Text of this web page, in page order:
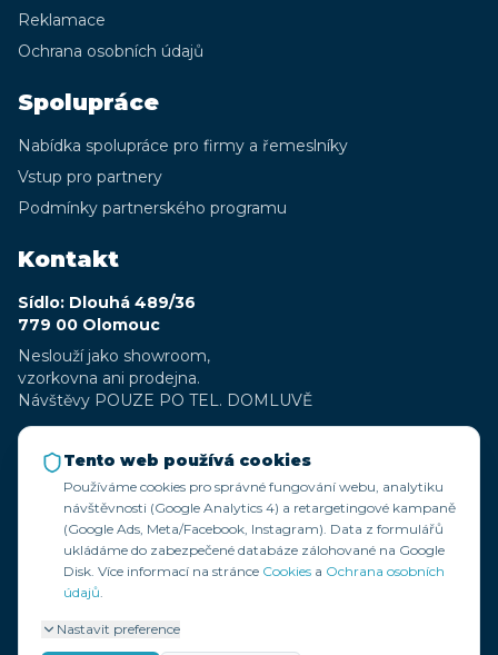
Reklamace
Ochrana osobních údajů
Spolupráce
Nabídka spolupráce pro firmy a řemeslníky
Vstup pro partnery
Podmínky partnerského programu
Kontakt
Sídlo: Dlouhá 489/36
779 00 Olomouc
Neslouží jako showroom,
vzorkovna ani prodejna.
Návštěvy POUZE PO TEL. DOMLUVĚ
+420 777 323 359
+420 777 197 084
info@zadoma.cz
IČ: 07287275
DIČ: CZ07287275
Bankovní spojení: 115-7668650267/0100
Tento web používá cookies
Používáme cookies pro správné fungování webu, analytiku
návštěvnosti (Google Analytics 4) a retargetingové kampaně
(Google Ads, Meta/Facebook, Instagram). Data z formulářů
ukládáme do zabezpečené databáze zálohované na Google
Disk. Více informací na stránce Cookies a Ochrana osobních
údajů.
Nastavit preference